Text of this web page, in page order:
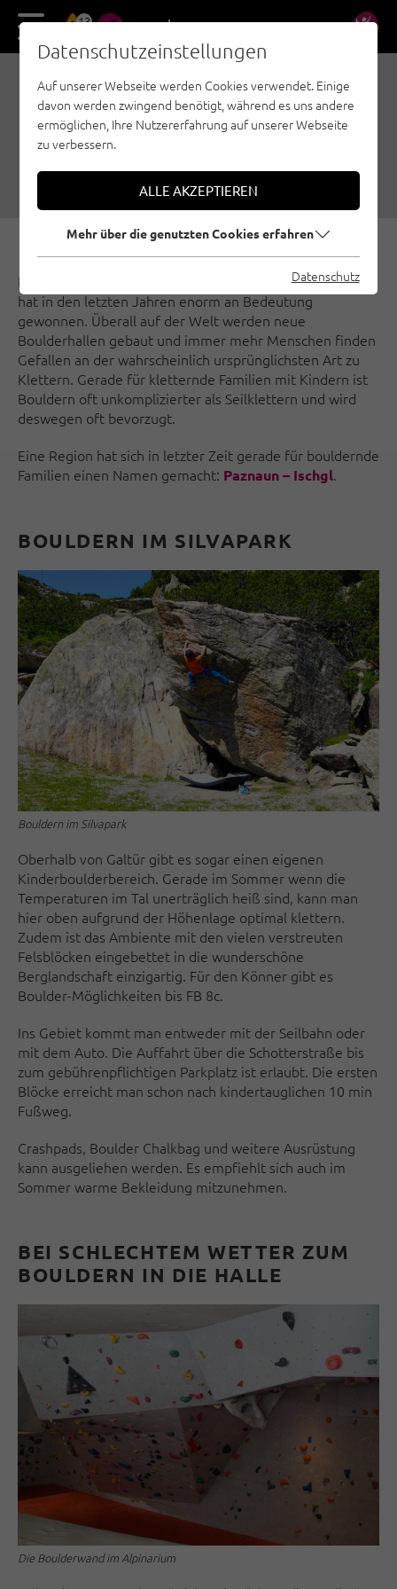
13 DE EN
BOULDERN MIT DER
FAMILIE
Familienklettern, Bouldern, Paznaun - Ischgl
Bouldern, das Klettern an Felsblöcken in Absprunghöhe,
hat in den letzten Jahren enorm an Bedeutung
gewonnen. Überall auf der Welt werden neue
Boulderhallen gebaut und immer mehr Menschen finden
Gefallen an der wahrscheinlich ursprünglichsten Art zu
Klettern. Gerade für kletternde Familien mit Kindern ist
Bouldern oft unkomplizierter als Seilklettern und wird
deswegen oft bevorzugt.
Eine Region hat sich in letzter Zeit gerade für bouldernde
Familien einen Namen gemacht: Paznaun – Ischgl.
BOULDERN IM SILVAPARK
Bouldern im Silvapark
Oberhalb von Galtür gibt es sogar einen eigenen
Kinderboulderbereich. Gerade im Sommer wenn die
Temperaturen im Tal unerträglich heiß sind, kann man
hier oben aufgrund der Höhenlage optimal klettern.
Zudem ist das Ambiente mit den vielen verstreuten
Felsblöcken eingebettet in die wunderschöne
Berglandschaft einzigartig. Für den Könner gibt es
Boulder-Möglichkeiten bis FB 8c.
Ins Gebiet kommt man entweder mit der Seilbahn oder
mit dem Auto. Die Auffahrt über die Schotterstraße bis
zum gebührenpflichtigen Parkplatz ist erlaubt. Die ersten
Blöcke erreicht man schon nach kindertauglichen 10 min
Fußweg.
Crashpads, Boulder Chalkbag und weitere Ausrüstung
kann ausgeliehen werden. Es empfiehlt sich auch im
Sommer warme Bekleidung mitzunehmen.
BEI SCHLECHTEM WETTER ZUM
BOULDERN IN DIE HALLE
Die Boulderwand im Alpinarium
Datenschutzeinstellungen
Auf unserer Webseite werden Cookies verwendet. Einige
davon werden zwingend benötigt, während es uns andere
ermöglichen, Ihre Nutzererfahrung auf unserer Webseite
zu verbessern.
ALLE AKZEPTIEREN
Mehr über die genutzten Cookies erfahren
Datenschutz